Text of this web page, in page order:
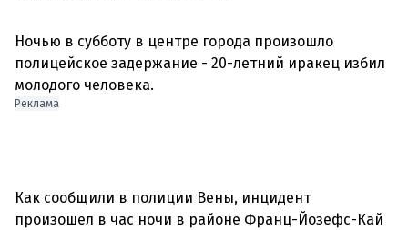
Ночью в субботу в центре города произошло
полицейское задержание - 20-летний иракец избил
Реклама
Как сообщили в полиции Вены, инцидент
произошел в час ночи в районе Франц-Йозефс-Кай